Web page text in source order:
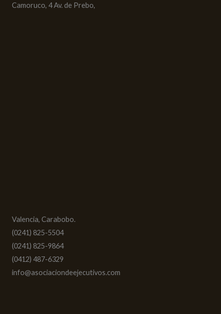
Camoruco, 4 Av. de Prebo,
Valencia, Carabobo.
(0241) 825-5504
(0241) 825-9864
(0412) 487-6329
info@asociaciondeejecutivos.com